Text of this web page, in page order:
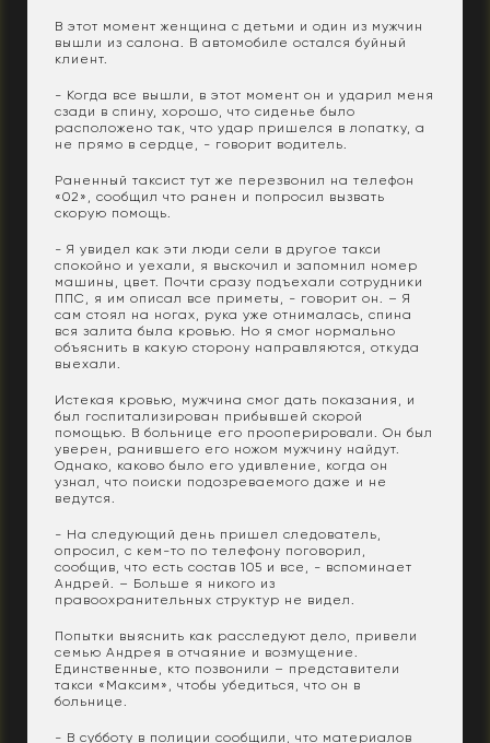
В этот момент женщина с детьми и один из мужчин
вышли из салона. В автомобиле остался буйный
клиент.
- Когда все вышли, в этот момент он и ударил меня
сзади в спину, хорошо, что сиденье было
расположено так, что удар пришелся в лопатку, а
не прямо в сердце, - говорит водитель.
Раненный таксист тут же перезвонил на телефон
«02», сообщил что ранен и попросил вызвать
скорую помощь.
- Я увидел как эти люди сели в другое такси
спокойно и уехали, я выскочил и запомнил номер
машины, цвет. Почти сразу подъехали сотрудники
ППС, я им описал все приметы, - говорит он. – Я
сам стоял на ногах, рука уже отнималась, спина
вся залита была кровью. Но я смог нормально
объяснить в какую сторону направляются, откуда
выехали.
Истекая кровью, мужчина смог дать показания, и
был госпитализирован прибывшей скорой
помощью. В больнице его прооперировали. Он был
уверен, ранившего его ножом мужчину найдут.
Однако, каково было его удивление, когда он
узнал, что поиски подозреваемого даже и не
ведутся.
- На следующий день пришел следователь,
опросил, с кем-то по телефону поговорил,
сообщив, что есть состав 105 и все, - вспоминает
Андрей. – Больше я никого из
правоохранительных структур не видел.
Попытки выяснить как расследуют дело, привели
семью Андрея в отчаяние и возмущение.
Единственные, кто позвонили – представители
такси «Максим», чтобы убедиться, что он в
больнице.
- В субботу в полиции сообщили, что материалов